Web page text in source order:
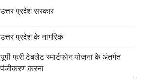
उत्तर प्रदेश सरकार
उत्तर प्रदेश के नागरिक
यूपी फ्री टेबलेट स्मार्टफोन योजना के अंतर्गत
पंजीकरण करना